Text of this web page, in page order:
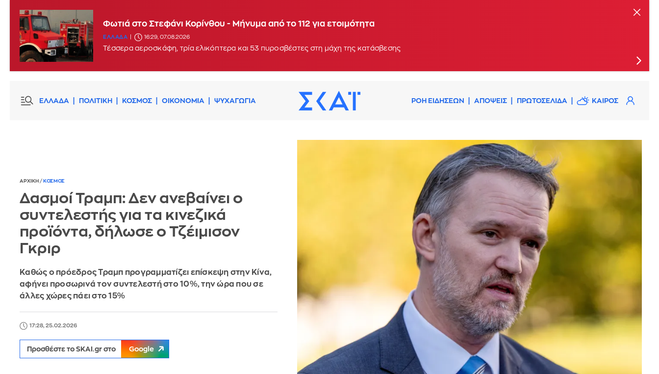
Φωτιά στη Θέρμη Θεσσαλονίκης - Πέντε αεροσκάφη και ένα ελικόπτερο στην κατάσβεση
Φωτιά στο Στεφάνι Κορίνθου - Μήνυμα από το 112 για ετοιμότητα
ΕΛΛΑΔΑ 16:29, 07.08.2026
Τέσσερα αεροσκάφη, τρία ελικόπτερα και 53 πυροσβέστες στη μάχη της κατάσβεσης
ΕΛΛΑΔΑ ΠΟΛΙΤΙΚΗ ΚΟΣΜΟΣ ΟΙΚΟΝΟΜΙΑ ΨΥΧΑΓΩΓΙΑ ΡΟΗ ΕΙΔΗΣΕΩΝ ΑΠΟΨΕΙΣ ΠΡΩΤΟΣΕΛΙΔΑ ΚΑΙΡΟΣ
ΑΡΧΙΚΗ / ΚΟΣΜΟΣ
Δασμοί Τραμπ: Δεν ανεβαίνει ο
συντελεστής για τα κινεζικά
προϊόντα, δήλωσε ο Τζέιμισον
Γκριρ
Καθώς ο πρόεδρος Τραμπ προγραμματίζει επίσκεψη στην Κίνα,
αφήνει προσωρινά τον συντελεστή στο 10%, την ώρα που σε
άλλες χώρες πάει στο 15%
17:28, 25.02.2026
Προσθέστε το SKAI.gr στο Google